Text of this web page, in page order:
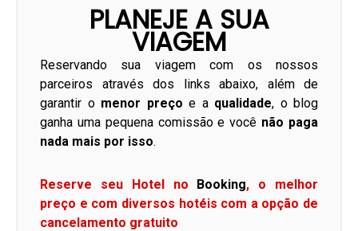
PLANEJE A SUA
VIAGEM
Reservando sua viagem com os nossos
parceiros através dos links abaixo, além de
garantir o menor preço e a qualidade, o blog
ganha uma pequena comissão e você não paga
nada mais por isso.
Reserve seu Hotel no Booking, o melhor
preço e com diversos hotéis com a opção de
cancelamento gratuito